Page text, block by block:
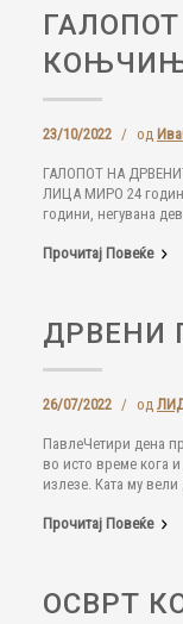
23/10/2022 / од
ГАЛОПОТ НА
ЛИЦА МИРО 24
години, негувана
Прочитај Повеќе
ДРВЕНИ
26/07/2022 / од
ПавлеЧетири дена
во исто време кога
излезе. Ката му
Прочитај Повеќе
ОСВРТ